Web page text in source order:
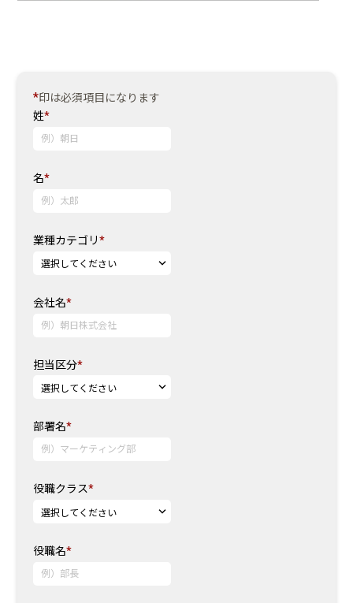
*印は必須項目になります
姓*
名*
業種カテゴリ*
会社名*
担当区分*
部署名*
役職クラス*
役職名*